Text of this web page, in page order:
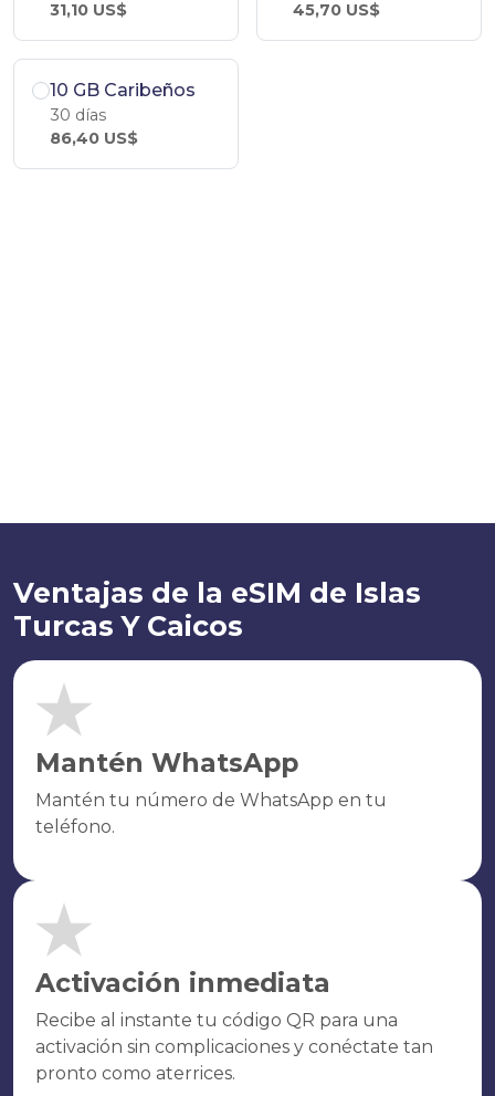
31,10 US$
45,70 US$
10 GB Caribeños
30 días
86,40 US$
Ventajas de la eSIM de Islas
Turcas Y Caicos
Mantén WhatsApp
Mantén tu número de WhatsApp en tu
teléfono.
Activación inmediata
Recibe al instante tu código QR para una
activación sin complicaciones y conéctate tan
pronto como aterrices.